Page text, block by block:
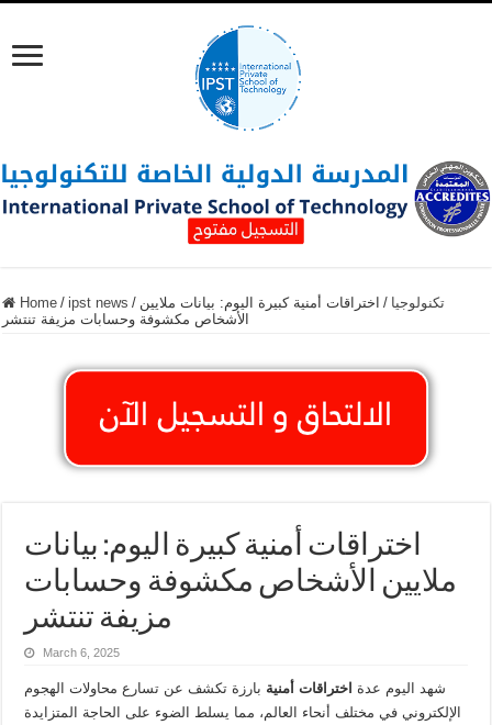
Home / ipst news / تكنولوجيا / اختراقات أمنية كبيرة اليوم: بيانات ملايين
الأشخاص مكشوفة وحسابات مزيفة تنتشر
اختراقات أمنية كبيرة اليوم: بيانات
ملايين الأشخاص مكشوفة وحسابات
مزيفة تنتشر
March 6, 2025
شهد اليوم عدة اختراقات أمنية بارزة تكشف عن تسارع محاولات الهجوم
الإلكتروني في مختلف أنحاء العالم، مما يسلط الضوء على الحاجة المتزايدة